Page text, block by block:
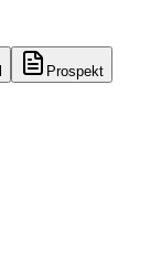
Prospekt